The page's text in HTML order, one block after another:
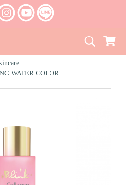
WATER COLOR